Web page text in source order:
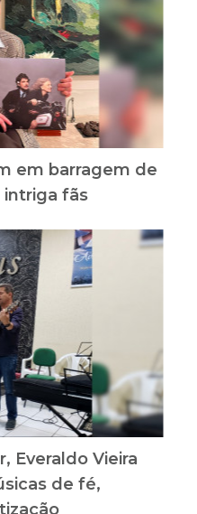
em barragem de
intriga fãs
Everaldo Vieira
de fé,